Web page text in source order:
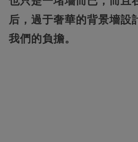
后，過于奢華的背景墻設
我們的負擔。